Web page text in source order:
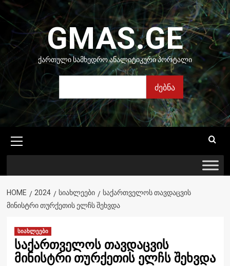
Skip
to
content
GMAS.GE
ᲥᲐᲠᲗᲣᲚᲘ ᲡᲐᲛᲮᲔᲓᲠᲝ ᲐᲜᲐᲚᲘᲢᲘᲙᲣᲠᲘ ᲞᲝᲠᲢᲐᲚᲘ
ძებნა
Menu
HOME 2024 ᲡᲘᲐᲮᲚᲔᲔᲑᲘ
ᲡᲐᲥᲐᲠᲗᲕᲔᲚᲝᲡ ᲗᲐᲕᲓᲐᲪᲕᲘᲡ
ᲛᲘᲜᲘᲡᲢᲠᲘ ᲗᲣᲠᲥᲔᲗᲘᲡ ᲔᲚᲩᲡ ᲨᲔᲮᲕᲓᲐ
სიახლეები
საქართველოს თავდაცვის
მინისტრი თურქეთის ელჩს შეხვდა